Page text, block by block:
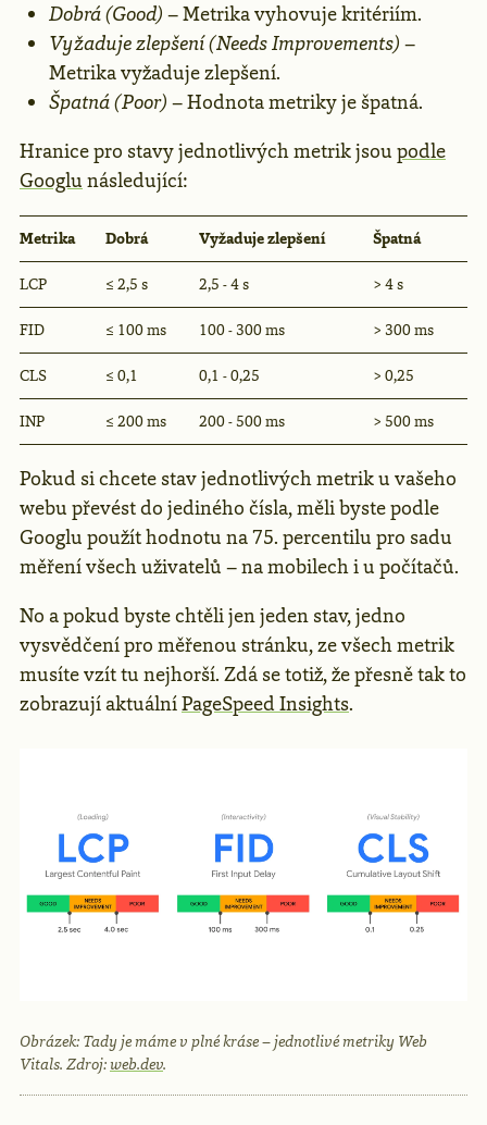
Dobrá (Good) – Metrika vyhovuje kritériím.
Vyžaduje zlepšení (Needs Improvements) –
Metrika vyžaduje zlepšení.
Špatná (Poor) – Hodnota metriky je špatná.
Hranice pro stavy jednotlivých metrik jsou podle
Googlu následující:
Metrika Dobrá Vyžaduje zlepšení Špatná
LCP ≤ 2,5 s 2,5 - 4 s > 4 s
FID ≤ 100 ms 100 - 300 ms > 300 ms
CLS ≤ 0,1 0,1 - 0,25 > 0,25
INP ≤ 200 ms 200 - 500 ms > 500 ms
Pokud si chcete stav jednotlivých metrik u vašeho
webu převést do jediného čísla, měli byste podle
Googlu použít hodnotu na 75. percentilu pro sadu
měření všech uživatelů – na mobilech i u počítačů.
No a pokud byste chtěli jen jeden stav, jedno
vysvědčení pro měřenou stránku, ze všech metrik
musíte vzít tu nejhorší. Zdá se totiž, že přesně tak to
zobrazují aktuálníPageSpeed Insights.
Obrázek: Tady je máme v plné kráse – jednotlivé metriky Web
Vitals. Zdroj:web.dev.